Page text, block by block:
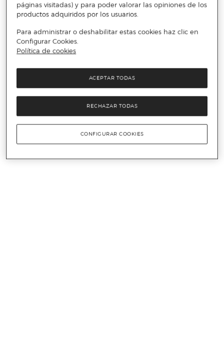
páginas visitadas) y para poder valorar las opiniones de los
productos adquiridos por los usuarios.
Para administrar o deshabilitar estas cookies haz clic en
Configurar Cookies.
Política de cookies
RECHAZAR TODAS
ACEPTAR TODAS
CONFIGURAR COOKIES